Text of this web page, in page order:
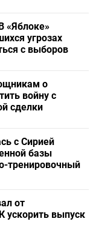
«Яблоке»
угрозах
с выборов
о
войну с
сделки
с Сирией
базы
тренировочный
от
ускорить выпуск